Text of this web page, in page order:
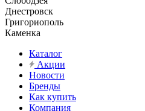
Днестровск
Григориополь
Каменка
Каталог
Акции
Новости
Бренды
Как купить
Компания